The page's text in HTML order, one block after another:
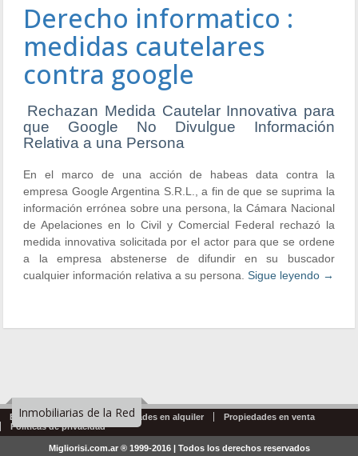
Derecho informatico :
medidas cautelares
contra google
Rechazan Medida Cautelar Innovativa para
que Google No Divulgue Información
Relativa a una Persona
En el marco de una acción de habeas data contra la
empresa Google Argentina S.R.L., a fin de que se suprima la
información errónea sobre una persona, la Cámara Nacional
de Apelaciones en lo Civil y Comercial Federal rechazó la
medida innovativa solicitada por el actor para que se ordene
a la empresa abstenerse de difundir en su buscador
cualquier información relativa a su persona.Sigue leyendo →
Inmobiliarias de la Red
Emprendimientos Propiedades en alquiler
Propiedades en venta
Politicas de privacidad
Migliorisi.com.ar ® 1999-2016 | Todos los derechos reservados